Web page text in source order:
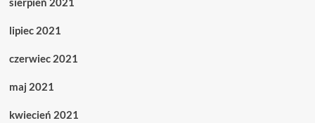
lipiec 2021
czerwiec 2021
maj 2021
kwiecień 2021